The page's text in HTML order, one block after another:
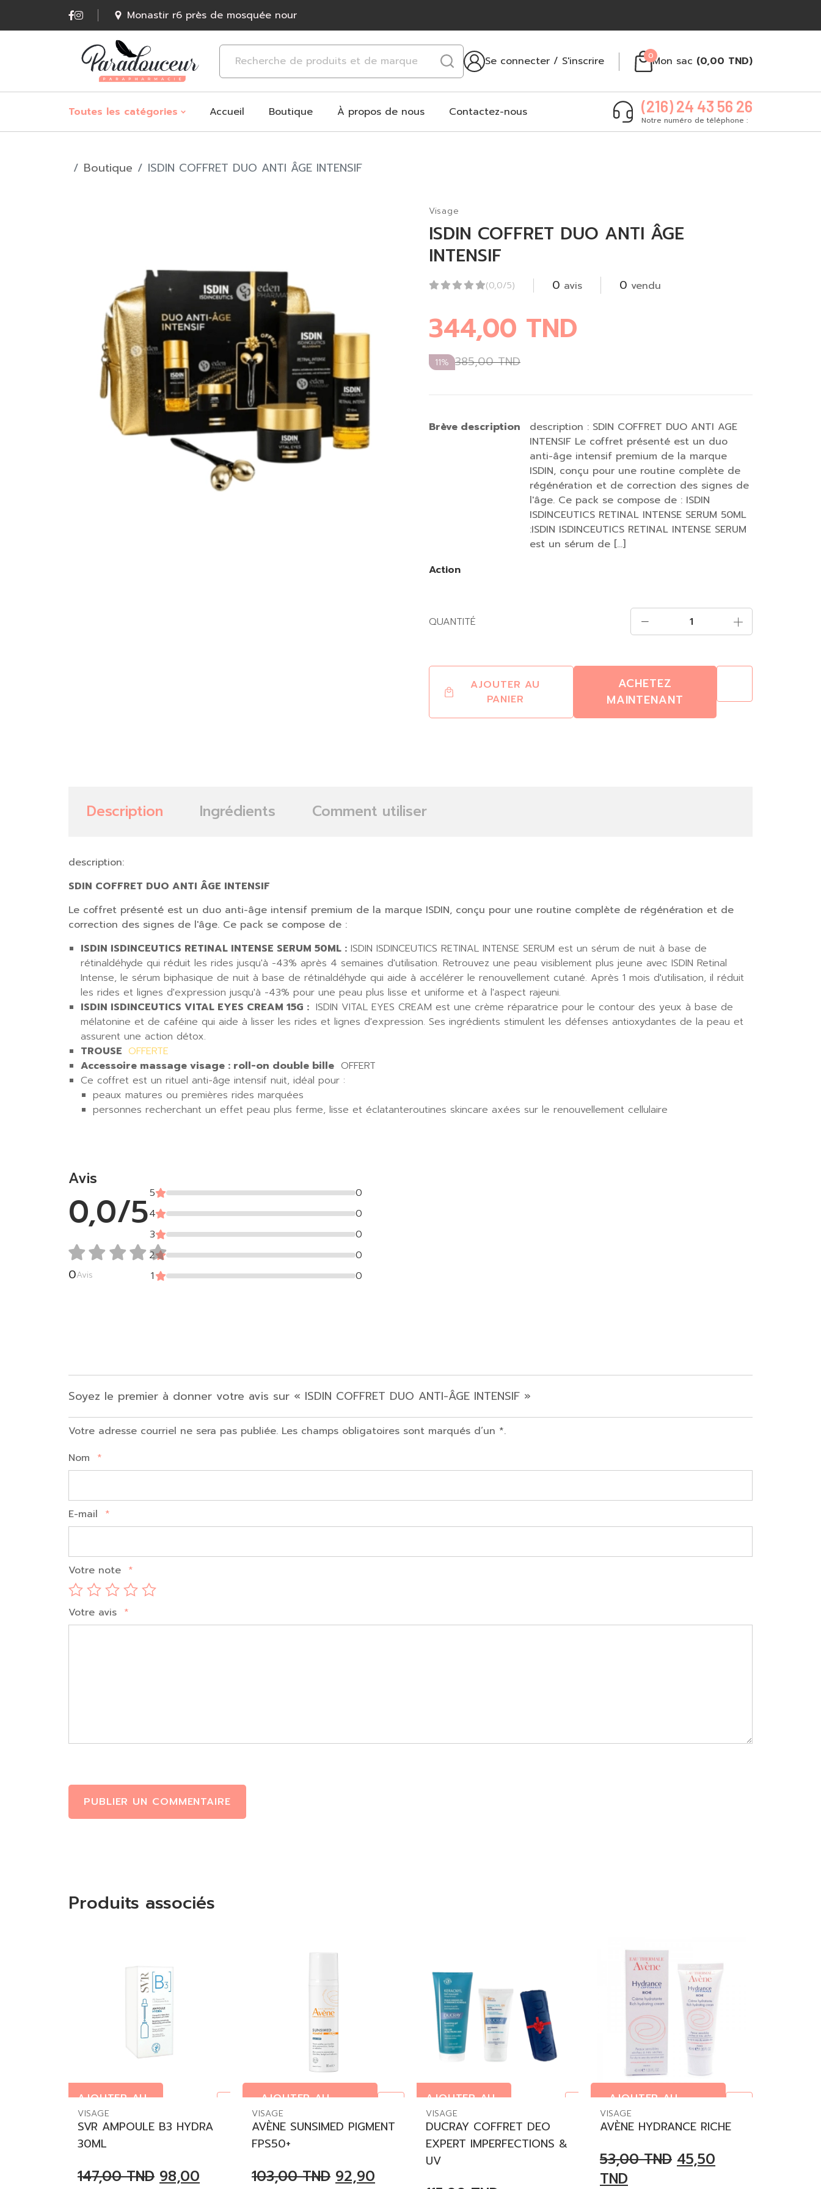
Monastir r6 près de mosquée nour
Se connecter / S'inscrire 0Mon sac (0,00 TND)
Toutes les catégories Accueil Boutique À propos de nous Contactez-nous (216) 24 43 56 26
Notre numéro de téléphone :
Boutique ISDIN COFFRET DUO ANTI ÂGE INTENSIF
Visage
ISDIN COFFRET DUO ANTI ÂGE
INTENSIF
(0,0/5) 0 avis 0 vendu
344,00 TND
11% 385,00TND
Brève description
description : SDIN COFFRET DUO ANTI AGE
INTENSIF Le coffret présenté est un duo
anti-âge intensif premium de la marque
ISDIN, conçu pour une routine complète de
régénération et de correction des signes de
l'âge. Ce pack se compose de : ISDIN
ISDINCEUTICS RETINAL INTENSE SERUM 50ML
:ISDIN ISDINCEUTICS RETINAL INTENSE SERUM
est un sérum de […]
Action
QUANTITÉ
AJOUTER AU
PANIER
ACHETEZ
MAINTENANT
Description Ingrédients Comment utiliser
description:
SDIN COFFRET DUO ANTI ÂGE INTENSIF
Le coffret présenté est un duo anti-âge intensif premium de la marque ISDIN, conçu pour une routine complète de régénération et de
correction des signes de l'âge. Ce pack se compose de :
ISDIN ISDINCEUTICS RETINAL INTENSE SERUM 50ML : ISDIN ISDINCEUTICS RETINAL INTENSE SERUM est un sérum de nuit à base de
rétinaldéhyde qui réduit les rides jusqu'à -43% après 4 semaines d'utilisation. Retrouvez une peau visiblement plus jeune avec ISDIN Retinal
Intense, le sérum biphasique de nuit à base de rétinaldéhyde qui aide à accélérer le renouvellement cutané. Après 1 mois d'utilisation, il réduit
les rides et lignes d'expression jusqu'à -43% pour une peau plus lisse et uniforme et à l'aspect rajeuni.
ISDIN ISDINCEUTICS VITAL EYES CREAM 15G : ISDIN VITAL EYES CREAM est une crème réparatrice pour le contour des yeux à base de
mélatonine et de caféine qui aide à lisser les rides et lignes d'expression. Ses ingrédients stimulent les défenses antioxydantes de la peau et
assurent une action détox.
TROUSE OFFERTE
Accessoire massage visage : roll-on double bille OFFERT
Ce coffret est un rituel anti-âge intensif nuit, idéal pour :
peaux matures ou premières rides marquées
personnes recherchant un effet peau plus ferme, lisse et éclatanteroutines skincare axées sur le renouvellement cellulaire
Avis
0,0/5
0Avis
5
0
4
0
3
0
2
0
1
0
Soyez le premier à donner votre avis sur « ISDIN COFFRET DUO ANTI-ÂGE INTENSIF »
Votre adresse courriel ne sera pas publiée. Les champs obligatoires sont marqués d’un *.
Nom *
E-mail *
Votre note *
Votre avis *
PUBLIER UN COMMENTAIRE
Produits associés
AJOUTER AU
PANIER
VISAGE
SVR AMPOULE B3 HYDRA
30ML
147,00TND 98,00
AJOUTER AU
PANIER
VISAGE
AVÈNE SUNSIMED PIGMENT
FPS50+
103,00TND 92,90
AJOUTER AU
PANIER
VISAGE
DUCRAY COFFRET DEO
EXPERT IMPERFECTIONS &
UV
AJOUTER AU
PANIER
VISAGE
AVÈNE HYDRANCE RICHE
53,00TND 45,50
TND